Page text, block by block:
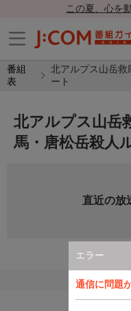
この夏、心を
番組
表
北アルプス山岳救
ート
エラー
通信に問題
北アルプス山岳
馬・唐松岳殺人
直近の放